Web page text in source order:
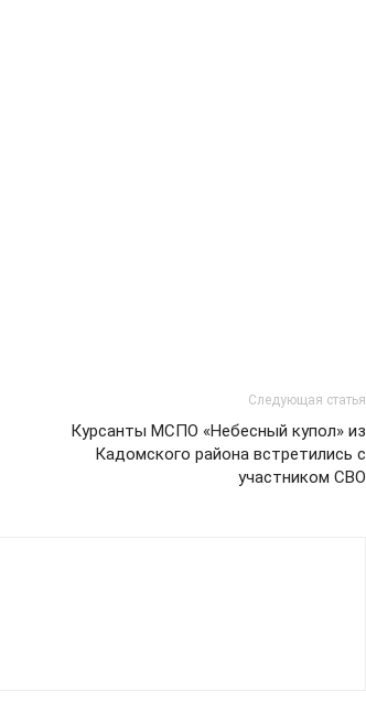
Следующая статья
Курсанты МСПО «Небесный купол» из
Кадомского района встретились с
участником СВО